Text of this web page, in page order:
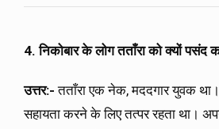
4. निकोबार के लोग तताँरा को क्यों पसंद
उत्तर:-तताँरा एक नेक, मददगार युवक
सहायता करने के लिए तत्पर रहता था।